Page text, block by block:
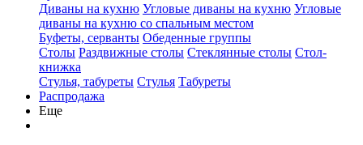
Диваны на кухню Угловые диваны на кухню Угловые
диваны на кухню со спальным местом
Буфеты, серванты Обеденные группы
Столы Раздвижные столы Стеклянные столы Стол-
книжка
Стулья, табуреты Стулья Табуреты
Распродажа
Еще